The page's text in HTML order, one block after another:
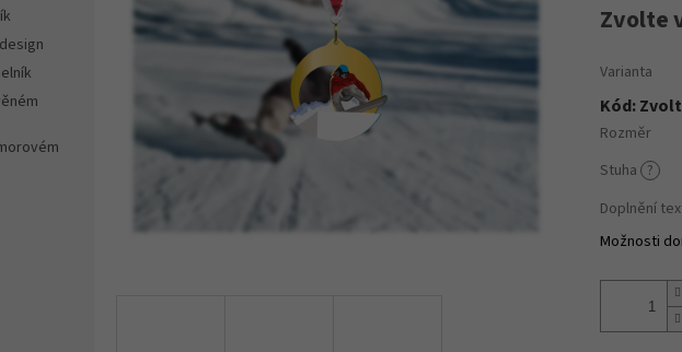
cena:
Zvolte
Varianta
Kód:
Rozměr
Stuha ?
Doplnění
Možnosti